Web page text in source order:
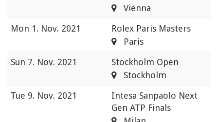
Vienna
Mon 1. Nov. 2021
Rolex Paris Masters
Paris
Sun 7. Nov. 2021
Stockholm Open
Stockholm
Tue 9. Nov. 2021
Intesa Sanpaolo Next
Gen ATP Finals